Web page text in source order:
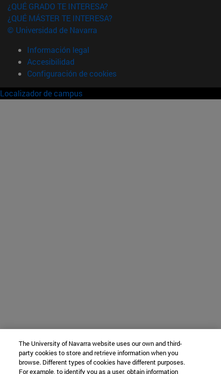
¿QUÉ GRADO TE INTERESA?
¿QUÉ MÁSTER TE INTERESA?
© Universidad de Navarra
Información legal
Accesibilidad
Configuración de cookies
Localizador de campus
The University of Navarra website uses our own and third-
party cookies to store and retrieve information when you
browse. Different types of cookies have different purposes.
For example, to identify you as a user, obtain information